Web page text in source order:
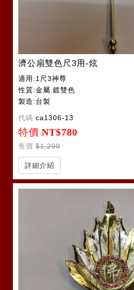
濟公扇雙色尺3用-炫
適用:1尺3神尊
性質:金屬.鍍雙色
製造:台製
代碼 ca1306-13
特價 NT$780
售價 $1,200
詳細介紹